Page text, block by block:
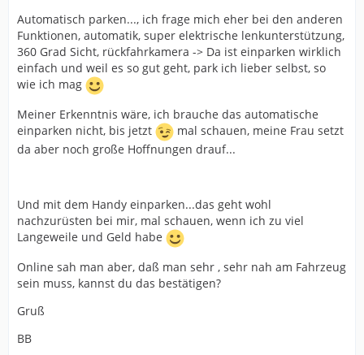
Automatisch parken..., ich frage mich eher bei den anderen
Funktionen, automatik, super elektrische lenkunterstützung,
360 Grad Sicht, rückfahrkamera -> Da ist einparken wirklich
einfach und weil es so gut geht, park ich lieber selbst, so
wie ich mag
Meiner Erkenntnis wäre, ich brauche das automatische
einparken nicht, bis jetzt
mal schauen, meine Frau setzt
da aber noch große Hoffnungen drauf...
Und mit dem Handy einparken...das geht wohl
nachzurüsten bei mir, mal schauen, wenn ich zu viel
Langeweile und Geld habe
Online sah man aber, daß man sehr , sehr nah am Fahrzeug
sein muss, kannst du das bestätigen?
Gruß
BB